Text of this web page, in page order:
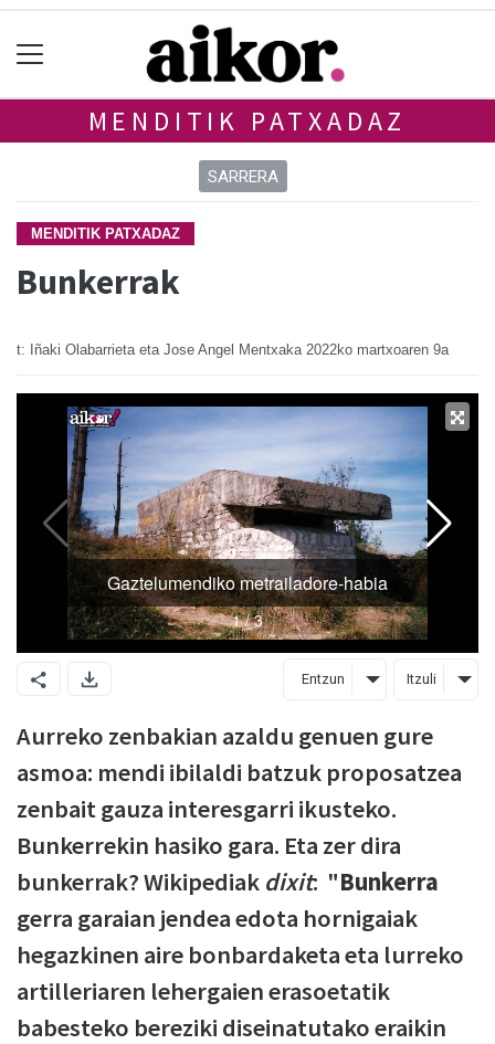
MENDITIK PATXADAZ
SARRERA
MENDITIK PATXADAZ
Bunkerrak
t: Iñaki Olabarrieta eta Jose Angel Mentxaka 2022ko martxoaren 9a
Entzun Itzuli
Aurreko zenbakian azaldu genuen gure
asmoa: mendi ibilaldi batzuk proposatzea
zenbait gauza interesgarri ikusteko.
Bunkerrekin hasiko gara. Eta zer dira
bunkerrak? Wikipediak dixit: "Bunkerra
gerra garaian jendea edota hornigaiak
hegazkinen aire bonbardaketa eta lurreko
artilleriaren lehergaien erasoetatik
babesteko bereziki diseinatutako eraikin